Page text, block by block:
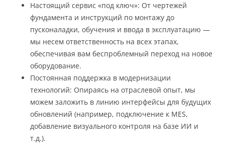
Настоящий сервис «под ключ»: От чертежей
фундамента и инструкций по монтажу до
пусконаладки, обучения и ввода в эксплуатацию —
мы несем ответственность на всех этапах,
обеспечивая вам беспроблемный переход на новое
оборудование.
Постоянная поддержка в модернизации
технологий: Опираясь на отраслевой опыт, мы
можем заложить в линию интерфейсы для будущих
обновлений (например, подключение к MES,
добавление визуального контроля на базе ИИ и
т.д.).